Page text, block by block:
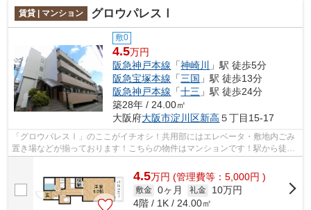
賃貸 | マンション グロウパレスⅠ
敷0
4.5万円
阪急神戸本線 「神崎川
」駅 徒歩5分
阪急宝塚本線 「三国 」駅 徒歩13分
阪急神戸本線 「十三 」駅 徒歩24分
築28年 / 24.00㎡
大阪府大阪市淀川区新高 ５丁目15-17
「グロウパレスⅠ」のここがイチオシ！共用部にはエレベータ・敷地内ごみ
置き場などが揃っております！こちらの物件はマンションです！駅から徒歩
5分というアクセス良好な駅近物件はい...
4.5万円 (管理費等：5,000円 )
敷金 0ヶ月 礼金
10万円
4階 / 1K / 24.00㎡